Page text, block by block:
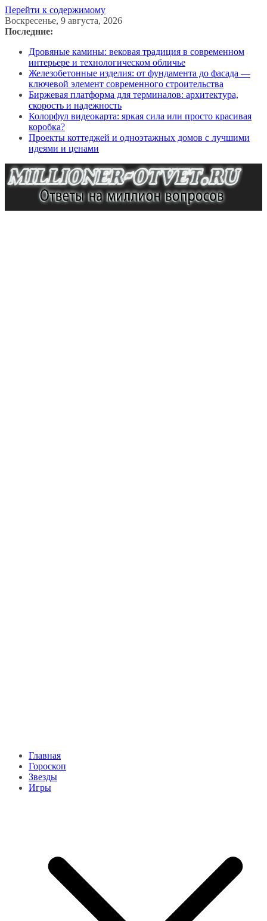
Перейти к содержимому
Воскресенье, 9 августа, 2026
Последние:
Дровяные камины: вековая традиция в современном
интерьере и технологическом обличье
Железобетонные изделия: от фундамента до фасада —
ключевой элемент современного строительства
Биржевая платформа для терминалов: архитектура,
скорость и надежность
Колорфул видеокарта: яркая сила или просто красивая
коробка?
Проекты коттеджей и одноэтажных домов с лучшими
идеями и ценами
Главная
Гороскоп
Звезды
Игры